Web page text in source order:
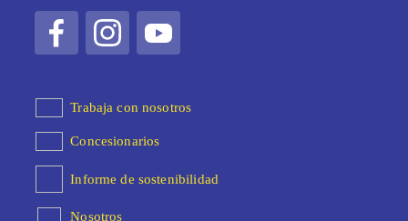
Trabaja con nosotros
Concesionarios
Informe de sostenibilidad
Nosotros